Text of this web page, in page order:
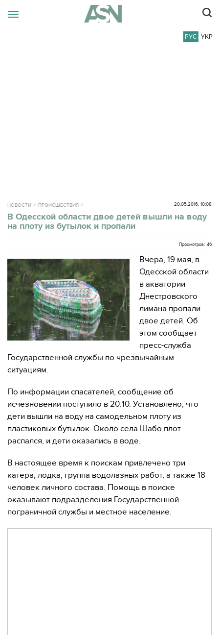
РУС УКР
НОВОСТИ ПРОИСШЕСТВИЯ 20.05.2016, 10:08
В Одесской области двое детей вышли на воду
на плоту из бутылок и пропали
Просмотров: 46
Вчера, 19 мая, в
Одесской области
в акватории
Днестровского
лимана пропали
двое детей. Об
этом сообщает
пресс-служба
Государственной службы по чрезвычайным
ситуациям.
По информации спасателей, сообщение об
исчезновении поступило в 20:10. Установлено, что
дети вышли на воду на самодельном плоту из
пластиковых бутылок. Около села Шабо плот
распался, и дети оказались в воде.
В настоящее время к поискам привлечено три
катера, лодка, группа водолазных работ, а также 18
человек личного состава. Помощь в поиске
оказывают подразделения Государственной
пограничной службы и местное население.